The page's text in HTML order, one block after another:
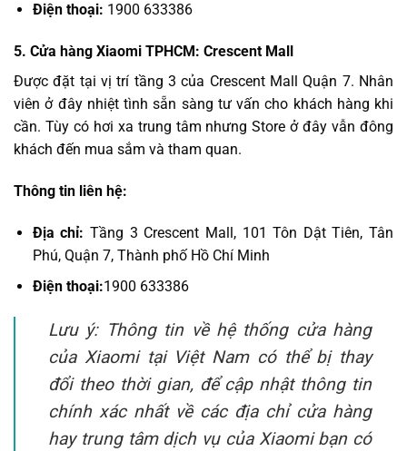
Điện thoại: 1900 633386
5. Cửa hàng Xiaomi TPHCM: Crescent Mall
Được đặt tại vị trí tầng 3 của Crescent Mall Quận 7. Nhân
viên ở đây nhiệt tình sẵn sàng tư vấn cho khách hàng khi
cần. Tùy có hơi xa trung tâm nhưng Store ở đây vẫn đông
khách đến mua sắm và tham quan.
Thông tin liên hệ:
Địa chỉ: Tầng 3 Crescent Mall, 101 Tôn Dật Tiên, Tân
Phú, Quận 7, Thành phố Hồ Chí Minh
Điện thoại:1900 633386
Lưu ý: Thông tin về hệ thống cửa hàng
của Xiaomi tại Việt Nam có thể bị thay
đổi theo thời gian, để cập nhật thông tin
chính xác nhất về các địa chỉ cửa hàng
hay trung tâm dịch vụ của Xiaomi bạn có